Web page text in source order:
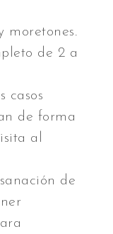
moretones.
de 2 a
casos
de forma
al
de